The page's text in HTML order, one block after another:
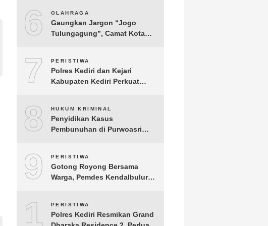
Transparansi
6 OLAHRAGA
Gaungkan Jargon “Jogo
Tulungagung”, Camat Kota
Tamanan
7 PERISTIWA
Polres Kediri dan Kejari
Kabupaten Kediri Perkuat
8 HUKUM KRIMINAL
Penyidikan Kasus
Pembunuhan di Purwoasri
Adegan
9 PERISTIWA
Gotong Royong Bersama
Warga, Pemdes Kendalbulur
10PERISTIWA
Polres Kediri Resmikan Grand